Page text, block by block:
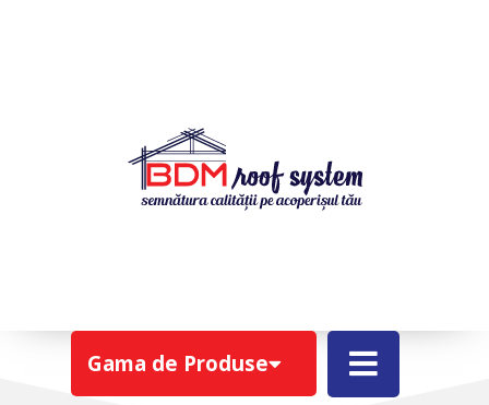
Gama de Produse